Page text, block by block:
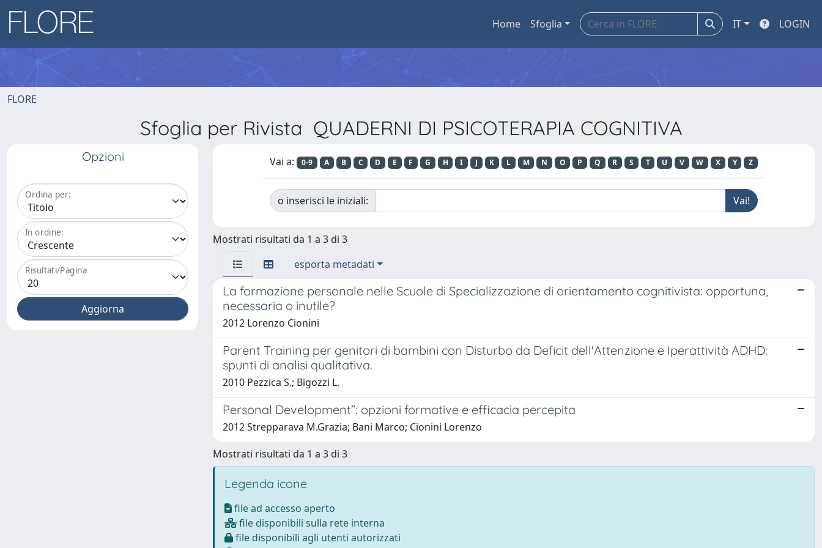
Home Sfoglia IT LOGIN
FLORE
Sfoglia per Rivista QUADERNI DI PSICOTERAPIA COGNITIVA
Opzioni
Ordina per:
In ordine:
Risultati/Pagina
Vai a: 0-9 A B C D E F G H I J K L M N O P Q R S T U V W X Y Z
o inserisci le iniziali:
Mostrati risultati da 1 a 3 di 3
esporta metadati
La formazione personale nelle Scuole di Specializzazione di orientamento cognitivista: opportuna,
necessaria o inutile?
2012 Lorenzo Cionini
Parent Training per genitori di bambini con Disturbo da Deficit dell'Attenzione e Iperattività ADHD:
spunti di analisi qualitativa.
2010 Pezzica S.; Bigozzi L.
Personal Development”: opzioni formative e efficacia percepita
2012 Strepparava M.Grazia; Bani Marco; Cionini Lorenzo
Mostrati risultati da 1 a 3 di 3
Legenda icone
file ad accesso aperto
file disponibili sulla rete interna
file disponibili agli utenti autorizzati